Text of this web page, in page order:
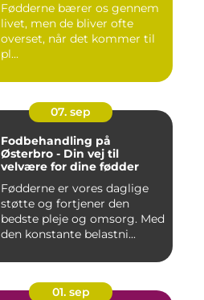
Fødderne bærer os gennem
livet, men de bliver ofte
overset, når det kommer til
pl...
07. sep
Fodbehandling på
Østerbro - Din vej til
velvære for dine fødder
Fødderne er vores daglige
støtte og fortjener den
bedste pleje og omsorg. Med
den konstante belastni...
01. sep